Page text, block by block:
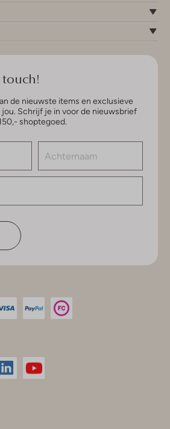
de nieuwste items en exclusieve
jou. Schrijf je in voor de nieuwsbrief
shoptegoed.